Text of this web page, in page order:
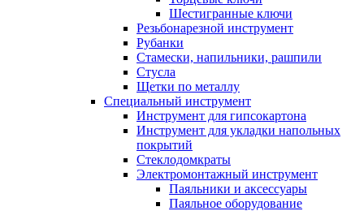
Шестигранные ключи
Резьбонарезной инструмент
Рубанки
Стамески, напильники, рашпили
Стусла
Щетки по металлу
Специальный инструмент
Инструмент для гипсокартона
Инструмент для укладки напольных
покрытий
Стеклодомкраты
Электромонтажный инструмент
Паяльники и аксессуары
Паяльное оборудование